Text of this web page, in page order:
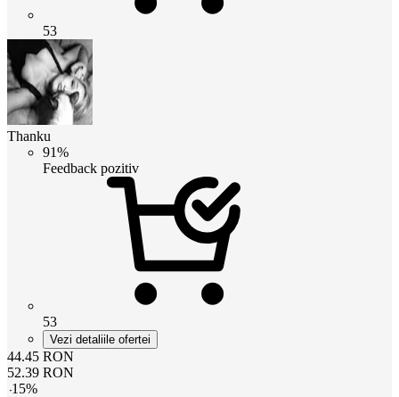
53
Thanku
91%
Feedback pozitiv
53
Vezi detaliile ofertei
44.45 RON
52.39 RON
-15%